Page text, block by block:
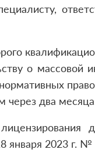
о массовой
через два
января 2023 г. №